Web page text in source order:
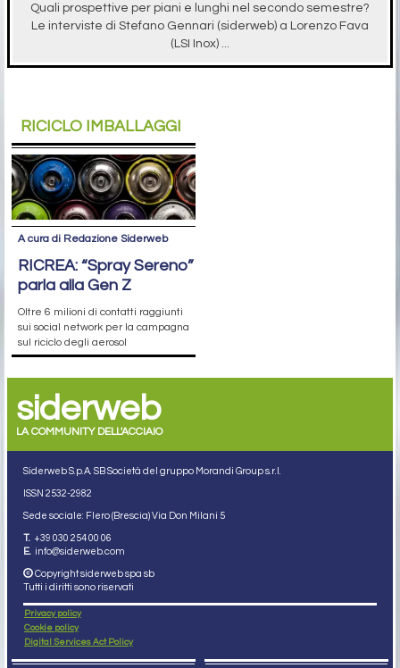
Quali prospettive per piani e lunghi nel secondo semestre?
Le interviste di Stefano Gennari (siderweb) a Lorenzo Fava
(LSI Inox) ...
RICICLO IMBALLAGGI
A cura di Redazione Siderweb
RICREA: “Spray Sereno”
parla alla Gen Z
Oltre 6 milioni di contatti raggiunti
sui social network per la campagna
sul riciclo degli aerosol
siderweb
LA COMMUNITY DELL'ACCIAIO
Siderweb S.p.A. SB Società del gruppo Morandi Group s.r.l.
ISSN 2532-2982
Sede sociale: Flero (Brescia) Via Don Milani 5
T. +39 030 254 00 06
E. info@siderweb.com
Copyright siderweb spa sb
Tutti i diritti sono riservati
Privacy policy
Cookie policy
Digital Services Act Policy